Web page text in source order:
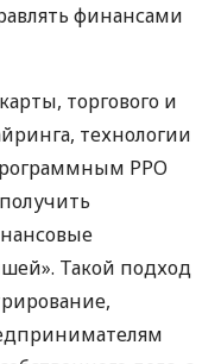
финансами
торгового и
технологии
РРО
Такой подход